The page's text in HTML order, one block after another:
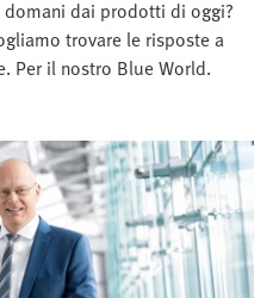
dai prodotti di oggi?
trovare le risposte a
Per il nostro Blue World.